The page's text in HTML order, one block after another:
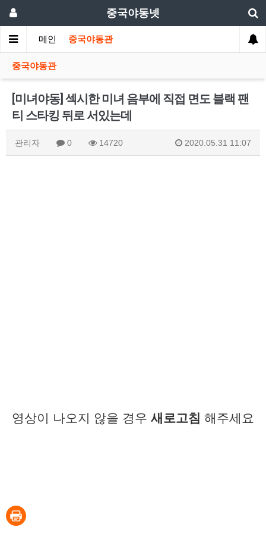
중국야동넷
메인 중국야동관
중국야동관
[미녀야동] 섹시한 미녀 음부에 직접 면도 블랙 팬
티 스타킹 뒤로 서있는데
관리자 0 14720 2020.05.31 11:07
영상이 나오지 않을 경우 새로고침 해주세요